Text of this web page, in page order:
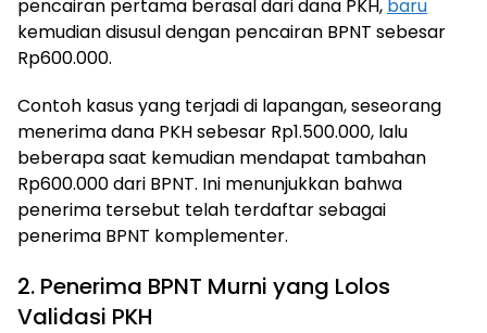
pencairan pertama berasal dari dana PKH, baru
kemudian disusul dengan pencairan BPNT sebesar
Rp600.000.
Contoh kasus yang terjadi di lapangan, seseorang
menerima dana PKH sebesar Rp1.500.000, lalu
beberapa saat kemudian mendapat tambahan
Rp600.000 dari BPNT. Ini menunjukkan bahwa
penerima tersebut telah terdaftar sebagai
penerima BPNT komplementer.
2. Penerima BPNT Murni yang Lolos
Validasi PKH